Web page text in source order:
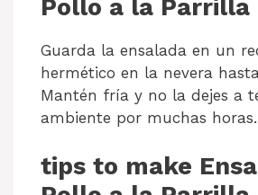
Pollo a la Parrilla
Guarda la ensalada en un
hermético en la nevera
Mantén fría y no la dejes a
ambiente por muchas horas.
tips to make